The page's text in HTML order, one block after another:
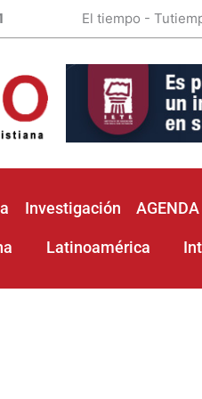
El tiempo -
Investigación AGENDA
Latinoamérica